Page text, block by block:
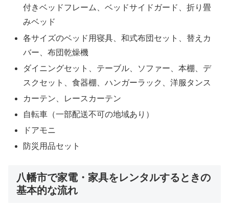
付きベッドフレーム、ベッドサイドガード、折り畳
みベッド
各サイズのベッド用寝具、和式布団セット、替えカ
バー、布団乾燥機
ダイニングセット、テーブル、ソファー、本棚、デ
スクセット、食器棚、ハンガーラック、洋服タンス
カーテン、レースカーテン
自転車（一部配送不可の地域あり）
ドアモニ
防災用品セット
八幡市で家電・家具をレンタルするときの
基本的な流れ